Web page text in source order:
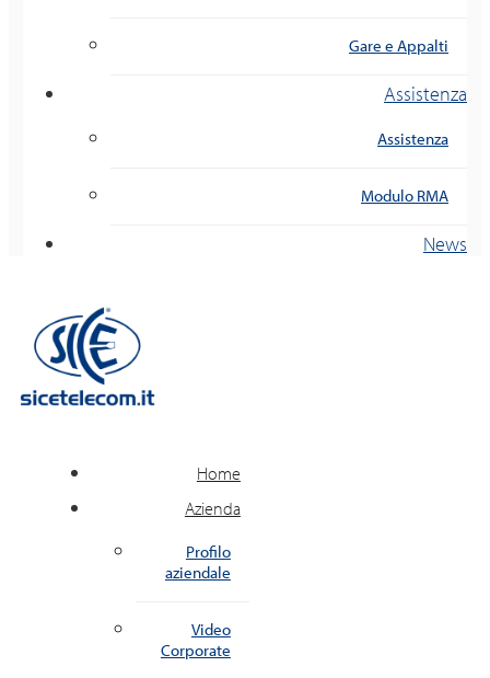
Gare e Appalti
Assistenza
Assistenza
Modulo RMA
News
Home
Azienda
Profilo
aziendale
Video
Corporate